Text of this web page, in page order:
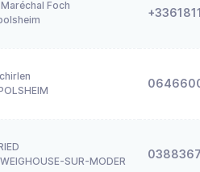
Foch
SUR-MODER